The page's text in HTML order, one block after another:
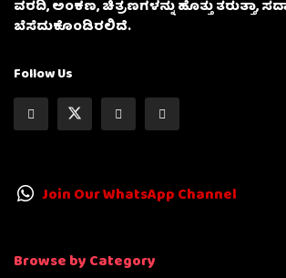
ವರದಿ, ಅಂಕಣ, ಚಿತ್ರಣಗಳನ್ನು ಹೊತ್ತು ತರುತ್ತಾ,
ಬೆಸೆದುಕೊಂಡಿರಲಿದೆ.
Follow Us
Join Our WhatsApp Channel
Browse by Category